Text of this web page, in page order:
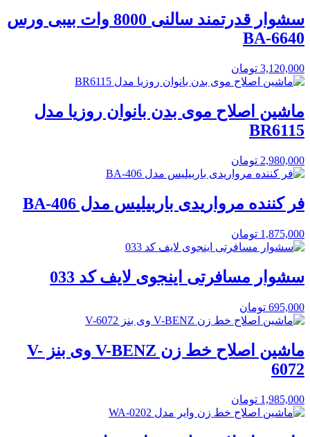
سشوار قدرتمند سالنی 8000 وات بیبی ورس
BA-6640
3,120,000 تومان
ماشین اصلاح موی بدن بانوان روزیا مدل
BR6115
2,980,000 تومان
فر کننده مرواریدی باربیلیس مدل BA-406
1,875,000 تومان
سشوار مسافرتی اینجوی لایف کد 033
695,000 تومان
ماشین اصلاح خط زن V-BENZ وی بنز V-
6072
1,985,000 تومان